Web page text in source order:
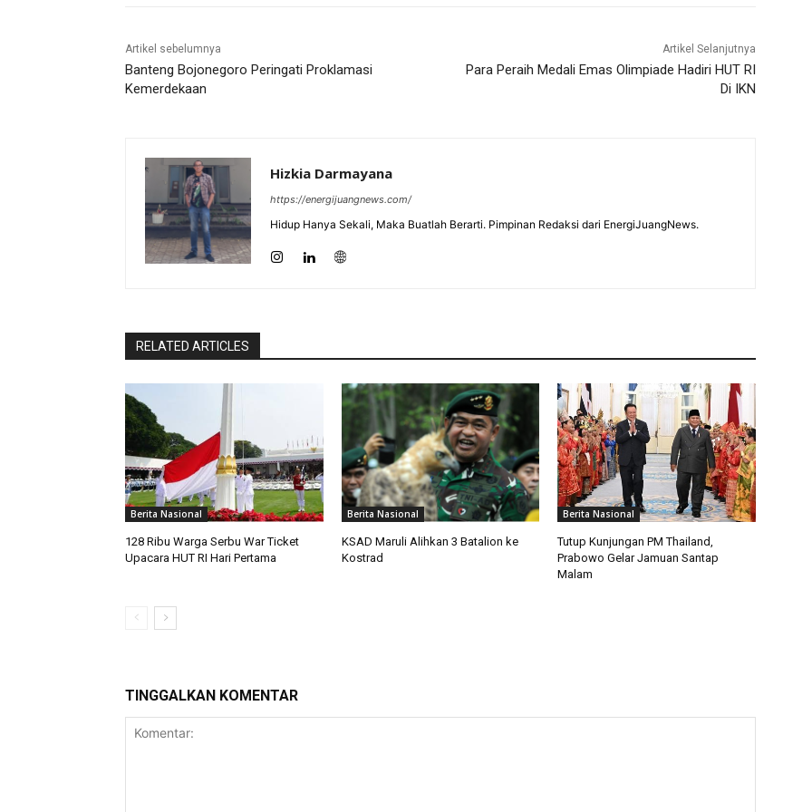
Artikel sebelumnya
Banteng Bojonegoro Peringati Proklamasi
Kemerdekaan
Artikel Selanjutnya
Para Peraih Medali Emas Olimpiade Hadiri HUT RI
Di IKN
Hizkia Darmayana
https://energijuangnews.com/
Hidup Hanya Sekali, Maka Buatlah Berarti. Pimpinan Redaksi dari EnergiJuangNews.
RELATED ARTICLES
Berita Nasional
128 Ribu Warga Serbu War Ticket
Upacara HUT RI Hari Pertama
Berita Nasional
KSAD Maruli Alihkan 3 Batalion ke
Kostrad
Berita Nasional
Tutup Kunjungan PM Thailand,
Prabowo Gelar Jamuan Santap
Malam
TINGGALKAN KOMENTAR